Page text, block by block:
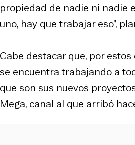
propiedad de nadie ni nadie
uno, hay que trabajar eso”,
Cabe destacar que, por
se encuentra trabajando a
que son sus nuevos
Mega, canal al que arribó